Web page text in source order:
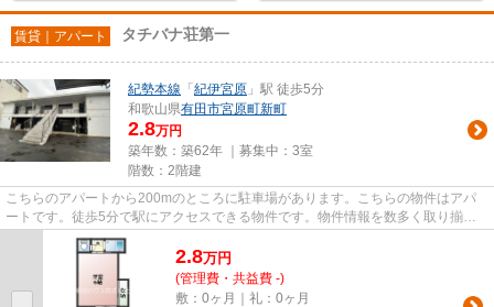
賃貸｜アパート タチバナ荘第一
紀勢本線 「 紀伊宮原 」駅 徒歩5分
和歌山県有田市宮原町新町
2.8万円
築年数：築62年 ｜募集中： 3室
階数：2階建
こちらのアパートから200mのところに駐車場があります。こちらの物件はアパ
ートです。徒歩5分で駅にアクセスできる物件です。物件情報を数多く取り揃え
ている有田ハウスは、お客様のラ...
2.8万円
(管理費・共益費 -)
敷：0ヶ月｜礼：0ヶ月